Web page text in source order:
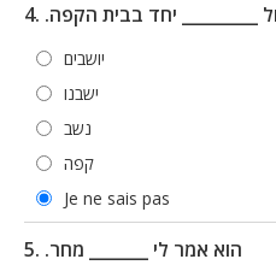
_________ יחד בבית הקפה
יושבים
ישבנו
נשב
קפה
Je ne sais pas
5. .הוא אמר לי _______ מחר